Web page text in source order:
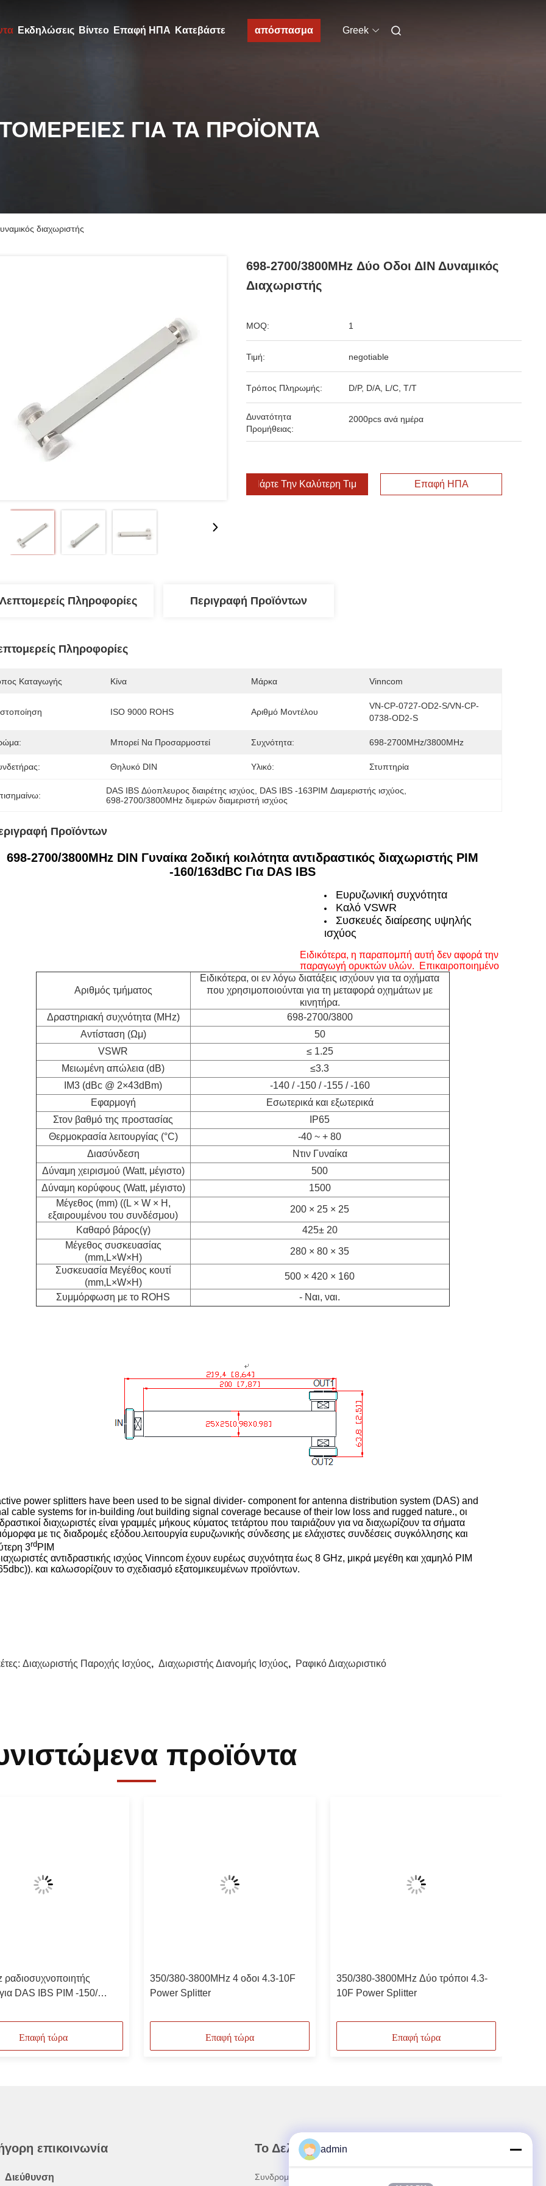
Εκδηλώσεις Βίντεο Επαφή ΗΠΑ Κατεβάστε απόσπασμα Greek
ΓΙΑ ΤΑ ΠΡΟΪΌΝΤΑ
διαχωριστής
698-2700/3800MHz Δύο Οδοι ΔΙΝ Δυναμικός
Διαχωριστής
MOQ: 1
Τιμή: negotiable
Τρόπος Πληρωμής: D/P, D/A, L/C, T/T
Δυνατότητα
Προμήθειας:
2000pcs ανά ημέρα
Πάρτε Την Καλύτερη Τιμή Επαφή ΗΠΑ
Λεπτομερείς Πληροφορίες Περιγραφή Προϊόντων
Πληροφορίες
Καταγωγής Κίνα Μάρκα Vinncom
ISO 9000 ROHS Αριθμό Μοντέλου
VN-CP-0727-OD2-S/VN-CP-
0738-OD2-S
Μπορεί Να Προσαρμοστεί Συχνότητα: 698-2700MHz/3800MHz
Θηλυκό DIN Υλικό: Στυπτηρία
DAS IBS Δύοπλευρος διαιρέτης ισχύος DAS IBS -163PIM Διαμεριστής ισχύος
698-2700/3800MHz διμερών διαμεριστή ισχύος
Προϊόντων
698-2700/3800MHz DIN Γυναίκα 2οδική κοιλότητα αντιδραστικός διαχωριστής PIM
-160/163dBC Για DAS IBS
Ευρυζωνική συχνότητα
Καλό VSWR
Συσκευές διαίρεσης υψηλής
ισχύος
Ειδικότερα, η παραπομπή αυτή δεν αφορά την
παραγωγή ορυκτών υλών.
Επικαιροποιημένο
Αριθμός τμήματος
Ειδικότερα, οι εν λόγω διατάξεις ισχύουν για τα οχήματα
που χρησιμοποιούνται για τη μεταφορά οχημάτων με
κινητήρα.
Δραστηριακή συχνότητα (MHz)
698-2700/3800
Αντίσταση (Ωμ)
50
VSWR
≤ 1.25
Μειωμένη απώλεια (dB)
≤3.3
IM3 (dBc @ 2×43dBm)
-140 / -150 / -155 / -160
Εφαρμογή
Εσωτερικά και εξωτερικά
Στον βαθμό της προστασίας
IP65
Θερμοκρασία λειτουργίας (°C)
-40 ~ + 80
Διασύνδεση
Ντιν Γυναίκα
Δύναμη χειρισμού (Watt, μέγιστο)
500
Δύναμη κορύφους (Watt, μέγιστο)
1500
Μέγεθος (mm) ((L × W × H,
εξαιρουμένου του συνδέσμου)
200 × 25 × 25
Καθαρό βάρος(γ)
425± 20
Μέγεθος συσκευασίας
(mm,L×W×H)
280 × 80 × 35
Συσκευασία Μεγέθος κουτί
(mm,L×W×H)
500 × 420 × 160
Συμμόρφωση με το ROHS
- Ναι, ναι.
power splitters have been used to be signal divider- component for antenna distribution system (DAS) and
cable systems for in-building /out building signal coverage because of their low loss and rugged nature., οι
διαχωριστές είναι γραμμές μήκους κύματος τετάρτου που ταιριάζουν για να διαχωρίζουν τα σήματα
με τις διαδρομές εξόδου.λειτουργία ευρυζωνικής σύνδεσης με ελάχιστες συνδέσεις συγκόλλησης και
3rd PIM
αντιδραστικής ισχύος Vinncom έχουν ευρέως συχνότητα έως 8 GHz, μικρά μεγέθη και χαμηλό PIM
και καλωσορίζουν το σχεδιασμό εξατομικευμένων προϊόντων.
Διαχωριστής Παροχής Ισχύος, Διαχωριστής Διανομής Ισχύος, Ραφικό Διαχωριστικό
προϊόντα
ραδιοσυχνοποιητής
DAS IBS PIM -150/
Επαφή τώρα
350/380-3800MHz 4 οδοι 4.3-10F
Power Splitter
Επαφή τώρα
350/380-3800MHz Δύο τρόποι 4.3-
10F Power Splitter
Επαφή τώρα
επικοινωνία
Διεύθυνση
Το Δελτίο Ενημέρωσης
Συνδρομηθείτε στο ενημερωτικό μας δελτίο για
admin